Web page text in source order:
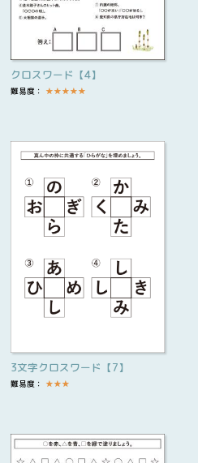
クロスワード【4】
難易度： ★★★★★
3文字クロスワード【7】
難易度： ★★★